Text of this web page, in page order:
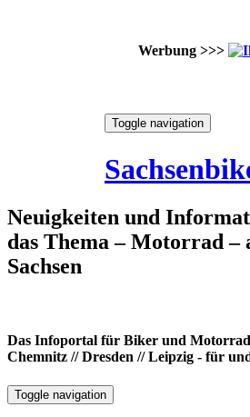
Werbung >>>
Toggle navigation
Neuigkeiten und
das Thema – Motorrad –
Sachsen
Das Infoportal für Biker und
Chemnitz // Dresden // Leipzig - für
Toggle navigation